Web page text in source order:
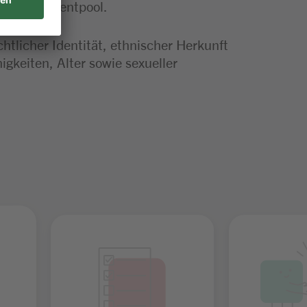
und Talentpool.
Identität, ethnischer Herkunft
Alter sowie sexueller